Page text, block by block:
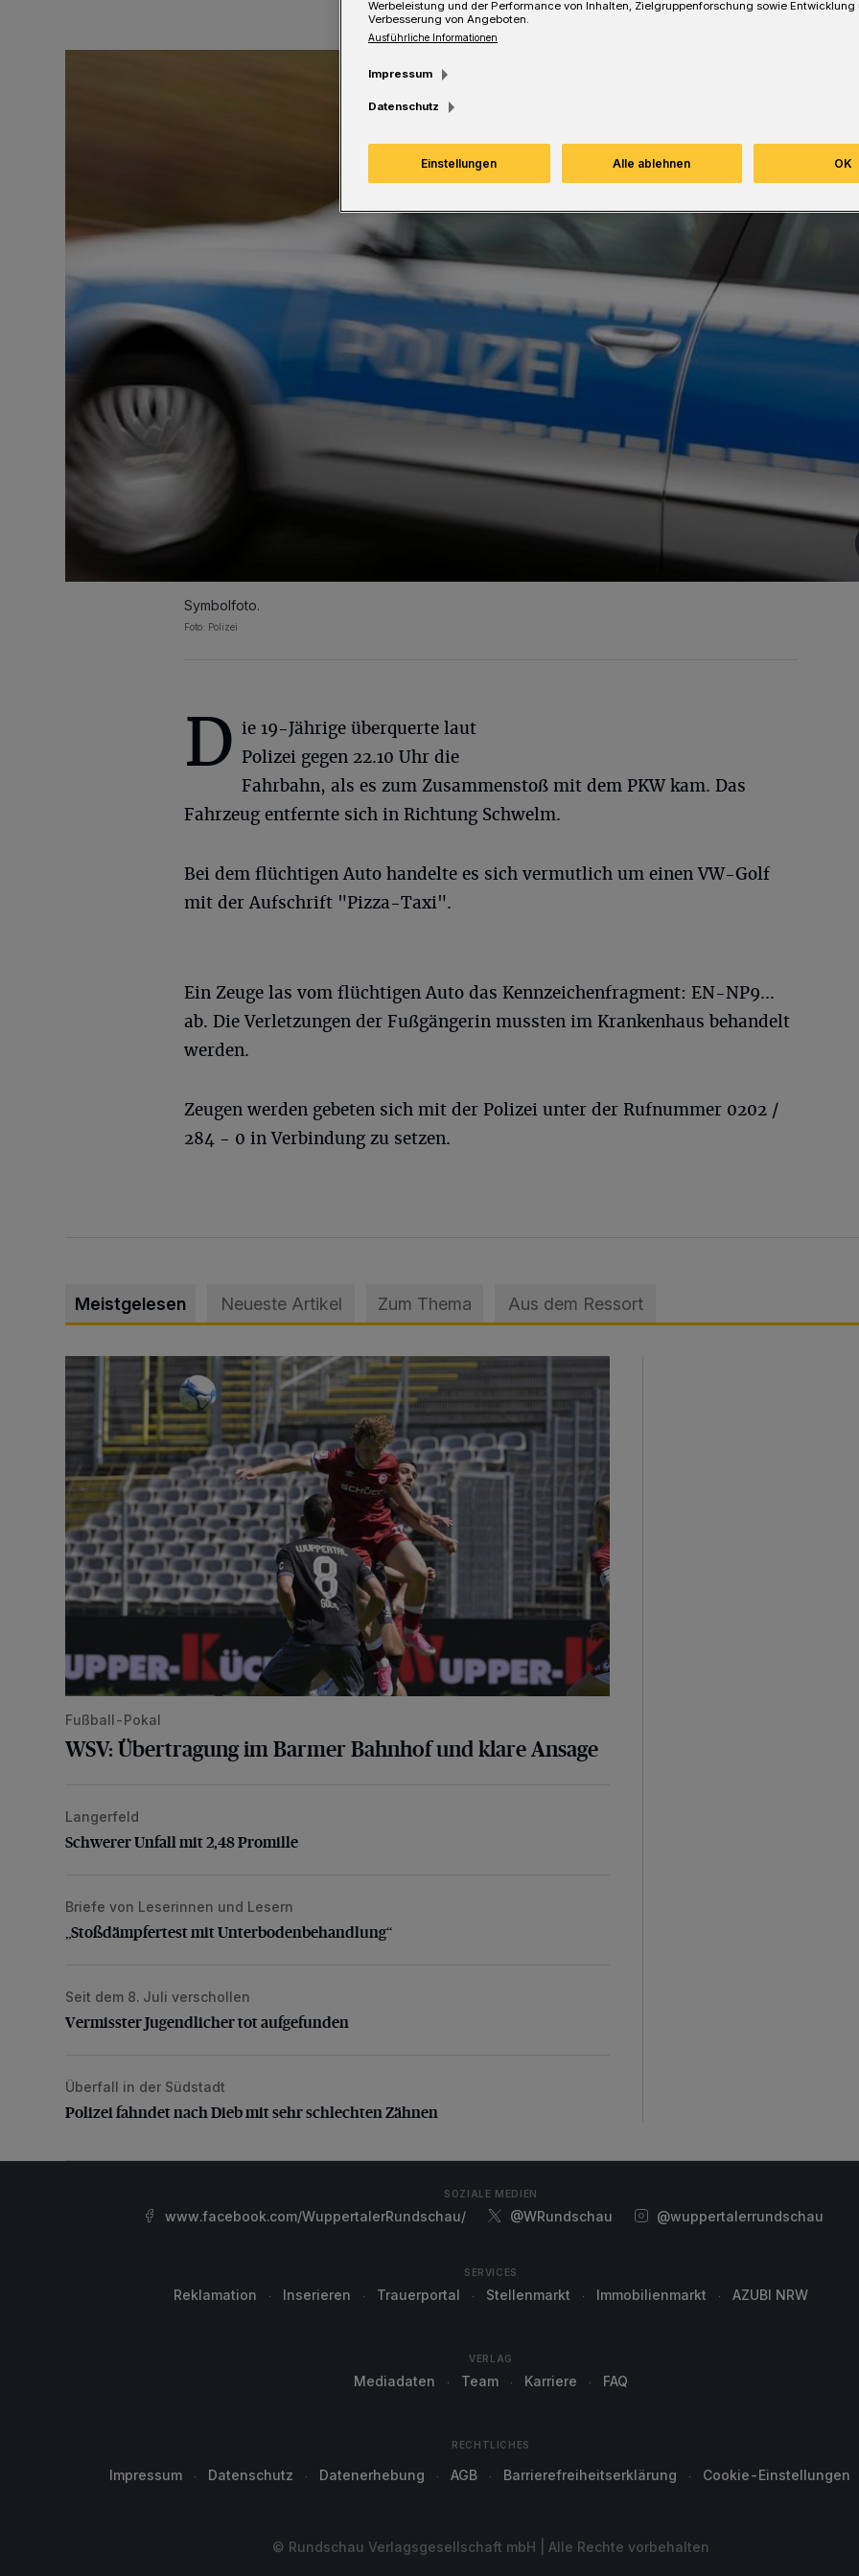
Symbolfoto.
Foto: Polizei
D ie 19-Jährige überquerte laut
Polizei gegen 22.10 Uhr die
Fahrbahn, als es zum Zusammenstoß mit dem PKW kam. Das
Fahrzeug entfernte sich in Richtung Schwelm.
Bei dem flüchtigen Auto handelte es sich vermutlich um einen VW-Golf
mit der Aufschrift "Pizza-Taxi".
Ein Zeuge las vom flüchtigen Auto das Kennzeichenfragment: EN-NP9...
ab. Die Verletzungen der Fußgängerin mussten im Krankenhaus behandelt
werden.
Zeugen werden gebeten sich mit der Polizei unter der Rufnummer 0202 /
284 - 0 in Verbindung zu setzen.
Meistgelesen Neueste Artikel Zum Thema Aus dem Ressort
WSV: Übertragung im Barmer Bahnhof und klare Ansage
Fußball-Pokal
WSV: Übertragung im Barmer Bahnhof und klare Ansage
Schwerer Unfall mit 2,48 Promille
Langerfeld
Schwerer Unfall mit 2,48 Promille
„Stoßdämpfertest mit Unterbodenbehandlung“
Briefe von Leserinnen und Lesern
„Stoßdämpfertest mit Unterbodenbehandlung“
Vermisster Jugendlicher tot aufgefunden
Seit dem 8. Juli verschollen
Vermisster Jugendlicher tot aufgefunden
Polizei fahndet nach Dieb mit sehr schlechten Zähnen
Überfall in der Südstadt
Polizei fahndet nach Dieb mit sehr schlechten Zähnen
SOZIALE MEDIEN
www.facebook.com/WuppertalerRundschau/ @WRundschau @wuppertalerrundschau
SERVICES
Reklamation Inserieren Trauerportal Stellenmarkt Immobilienmarkt AZUBI NRW
VERLAG
Mediadaten Team Karriere FAQ
RECHTLICHES
Impressum Datenschutz Datenerhebung AGB Barrierefreiheitserklärung Cookie-Einstellungen
© Rundschau Verlagsgesellschaft mbH | Alle Rechte vorbehalten
Werbeleistung und der Performance von Inhalten, Zielgruppenforschung sowie Entwicklung
Verbesserung von Angeboten.
Ausführliche Informationen
Impressum
Datenschutz
Einstellungen Alle ablehnen OK